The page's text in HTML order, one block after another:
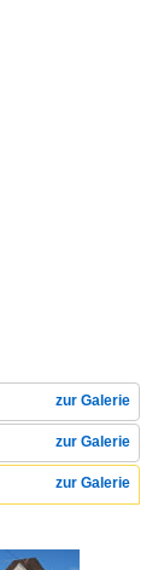
zur Galerie
zur Galerie
zur Galerie